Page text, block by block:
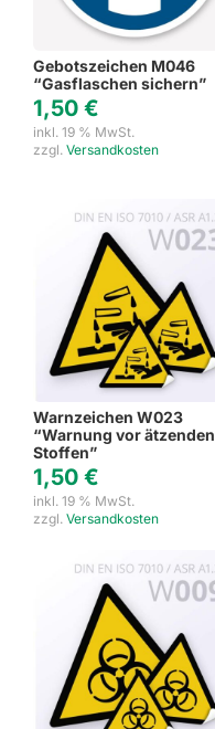
Gebotszeichen M046
“Gasflaschen sichern”
1,50 €
inkl. 19 % MwSt.
zzgl. Versandkosten
Warnzeichen W023
“Warnung vor ätzenden
Stoffen”
1,50 €
inkl. 19 % MwSt.
zzgl. Versandkosten